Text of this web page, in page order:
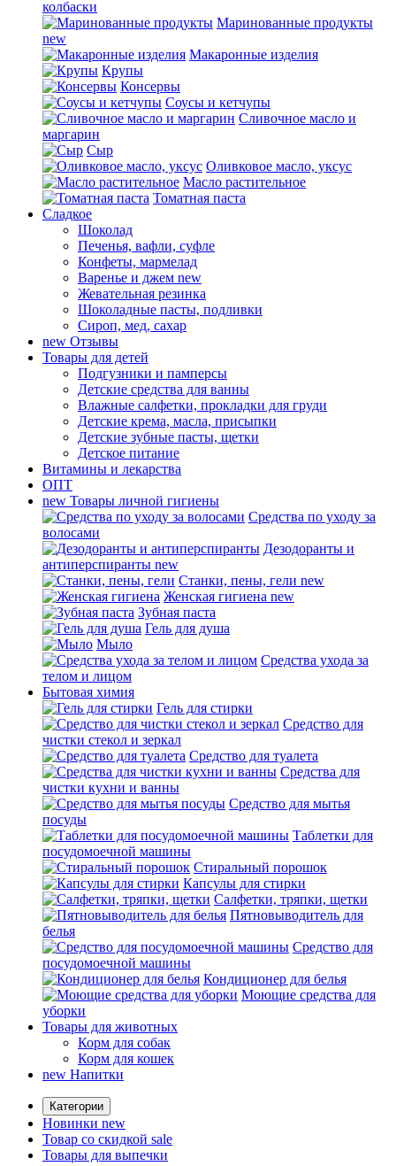
колбаски
Маринованные продукты
new
Макаронные изделия
Крупы
Консервы
Соусы и кетчупы
Сливочное масло и
маргарин
Сыр
Оливковое масло, уксус
Масло растительное
Томатная паста
Сладкое
Шоколад
Печенья, вафли, суфле
Конфеты, мармелад
Варенье и джем new
Жевательная резинка
Шоколадные пасты, подливки
Сироп, мед, сахар
new Отзывы
Товары для детей
Подгузники и памперсы
Детские средства для ванны
Влажные салфетки, прокладки для груди
Детские крема, масла, присыпки
Детские зубные пасты, щетки
Детское питание
Витамины и лекарства
ОПТ
new Товары личной гигиены
Средства по уходу за
волосами
Дезодоранты и
антиперспиранты new
Станки, пены, гели new
Женская гигиена new
Зубная паста
Гель для душа
Мыло
Средства ухода за
телом и лицом
Бытовая химия
Гель для стирки
Средство для
чистки стекол и зеркал
Средство для туалета
Средства для
чистки кухни и ванны
Средство для мытья
посуды
Таблетки для
посудомоечной машины
Стиральный порошок
Капсулы для стирки
Салфетки, тряпки, щетки
Пятновыводитель для
белья
Средство для
посудомоечной машины
Кондиционер для белья
Моющие средства для
уборки
Товары для животных
Корм для собак
Корм для кошек
new Напитки
Категории
Новинки new
Товар со скидкой sale
Товары для выпечки